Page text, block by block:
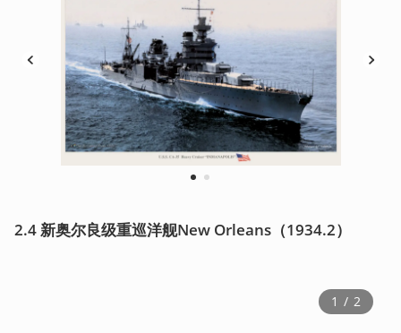
1 2
2.4 新奥尔良级重巡洋舰New Orleans（1934.2）
1 / 2